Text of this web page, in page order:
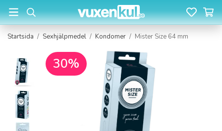
Startsida / Sexhjälpmedel / Kondomer / Mister Size 64 mm
30%